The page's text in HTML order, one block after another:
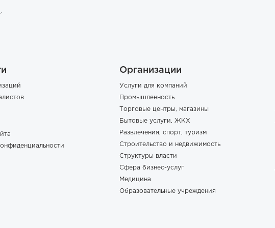
Организации
Услуги для компаний
Промышленность
Торговые центры, магазины
Бытовые услуги, ЖКХ
Развлечения, спорт, туризм
Строительство и недвижимость
Структуры власти
Сфера бизнес-услуг
Медицина
Образовательные учреждения